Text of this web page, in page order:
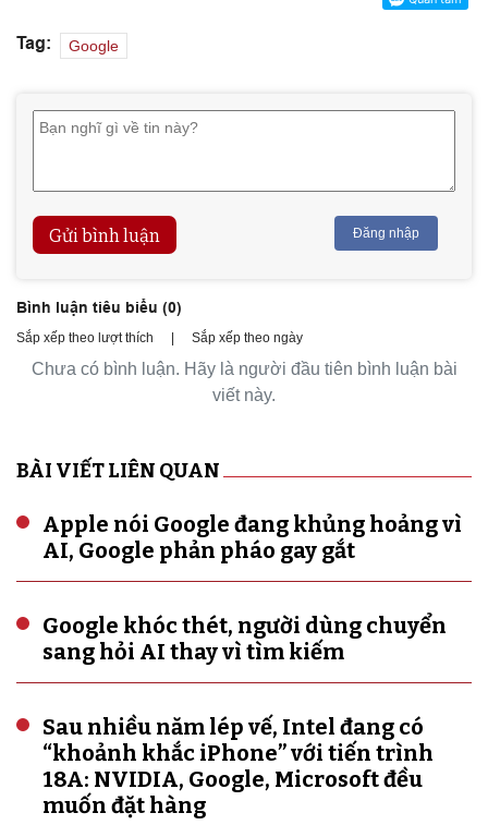
Tag: Google
Gửi bình luận Đăng nhập
Bình luận tiêu biểu (0)
Sắp xếp theo lượt thích Sắp xếp theo ngày
Chưa có bình luận. Hãy là người đầu tiên bình luận bài
viết này.
BÀI VIẾT LIÊN QUAN
Apple nói Google đang khủng hoảng vì
AI, Google phản pháo gay gắt
Google khóc thét, người dùng chuyển
sang hỏi AI thay vì tìm kiếm
Sau nhiều năm lép vế, Intel đang có
“khoảnh khắc iPhone” với tiến trình
18A: NVIDIA, Google, Microsoft đều
muốn đặt hàng